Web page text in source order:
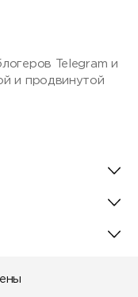
Telegram и
и продвинутой